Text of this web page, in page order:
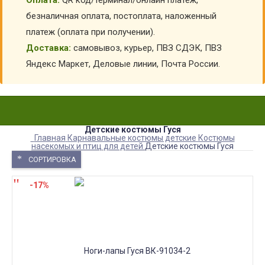
безналичная оплата, постоплата, наложенный
платеж (оплата при получении).
Доставка: самовывоз, курьер, ПВЗ СДЭК, ПВЗ
Яндекс Маркет, Деловые линии, Почта России.
Детские костюмы Гуся
Главная Карнавальные костюмы детские Костюмы
насекомых и птиц для детей Детские костюмы Гуся
СОРТИРОВКА
-17%